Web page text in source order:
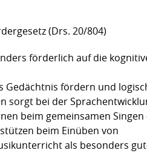
(Drs. 20/804)
förderlich auf die
Gedächtnis fördern und
sorgt bei der
beim gemeinsamen Singen
beim Einüben von
als besonders